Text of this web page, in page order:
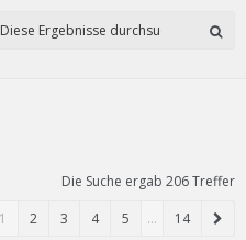
Die Suche ergab 206 Treffer
1 2 3 4 5 … 14